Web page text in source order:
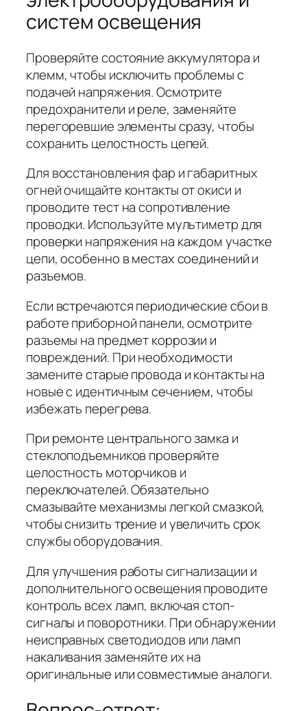
систем освещения
Проверяйте состояние аккумулятора и
клемм, чтобы исключить проблемы с
подачей напряжения. Осмотрите
предохранители и реле, заменяйте
перегоревшие элементы сразу, чтобы
сохранить целостность цепей.
Для восстановления фар и габаритных
огней очищайте контакты от окиси и
проводите тест на сопротивление
проводки. Используйте мультиметр для
проверки напряжения на каждом участке
цепи, особенно в местах соединений и
разъемов.
Если встречаются периодические сбои в
работе приборной панели, осмотрите
разъемы на предмет коррозии и
повреждений. При необходимости
замените старые провода и контакты на
новые с идентичным сечением, чтобы
избежать перегрева.
При ремонте центрального замка и
стеклоподъемников проверяйте
целостность моторчиков и
переключателей. Обязательно
смазывайте механизмы легкой смазкой,
чтобы снизить трение и увеличить срок
службы оборудования.
Для улучшения работы сигнализации и
дополнительного освещения проводите
контроль всех ламп, включая стоп-
сигналы и поворотники. При обнаружении
неисправных светодиодов или ламп
накаливания заменяйте их на
оригинальные или совместимые аналоги.